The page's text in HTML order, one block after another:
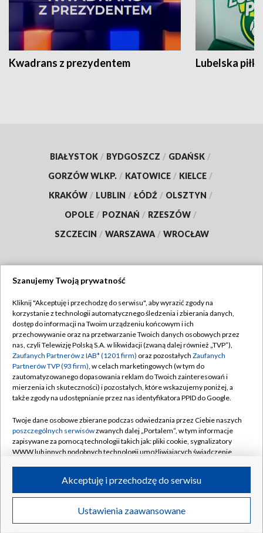
Kwadrans z prezydentem Lubelska piłka
BIAŁYSTOK / BYDGOSZCZ / GDAŃSK /
GORZÓW WLKP. / KATOWICE / KIELCE /
KRAKÓW / LUBLIN / ŁÓDŹ / OLSZTYN /
OPOLE / POZNAŃ / RZESZÓW /
SZCZECIN / WARSZAWA / WROCŁAW
TVP
Abonament TVP
Emisja w TVP
Centrum informacji TVP
Naziemna Telewizja Cyfrowa
Rada Programowa
System NOS
Informacje o nadawcy
Program dla prasy
Ogłoszenie przetargowe
Regulamin TVP
Polityka prywatności
Moje zgody
Pomoc
Kontakt
Kanały
©2026 Telewizja Polska S.A. w likwidacji
Szanujemy Twoją prywatność
Kliknij "Akceptuję i przechodzę do serwisu", aby wyrazić zgody na
korzystanie z technologii automatycznego śledzenia i zbierania danych,
dostęp do informacji na Twoim urządzeniu końcowym i ich
przechowywanie oraz na przetwarzanie Twoich danych osobowych przez
nas, czyli Telewizję Polską S.A. w likwidacji (zwaną dalej również „TVP”),
Zaufanych Partnerów z IAB* (1201 firm) oraz pozostałych Zaufanych
Partnerów TVP (93 firm), w celach marketingowych (w tym do
zautomatyzowanego dopasowania reklam do Twoich zainteresowań i
mierzenia ich skuteczności) i pozostałych, które wskazujemy poniżej, a
także zgody na udostępnianie przez nas identyfikatora PPID do Google.
Twoje dane osobowe zbierane podczas odwiedzania przez Ciebie naszych
poszczególnych serwisówzwanych dalej „Portalem”, w tym informacje
zapisywane za pomocą technologii takich jak: pliki cookie, sygnalizatory
WWW lub innych podobnych technologii umożliwiających świadczenie
ruchu w Internecie.
Twoje dane osobowe zbierane podczas odwiedzania przez Ciebie
poszczególnych serwisówna Portalu, takie jak adresy IP, identyfikatory
Ustawienia zaawansowane
Akceptuję i przechodzę do serwisu